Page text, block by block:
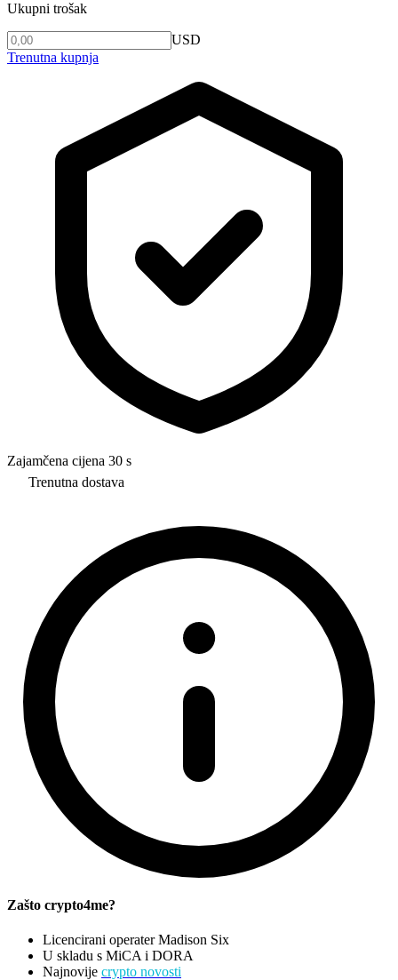
Ukupni trošak
USD
Trenutna kupnja
Zajamčena cijena 30 s
Trenutna dostava
Zašto crypto4me?
Licencirani operater Madison Six
U skladu s MiCA i DORA
Najnovije crypto novosti